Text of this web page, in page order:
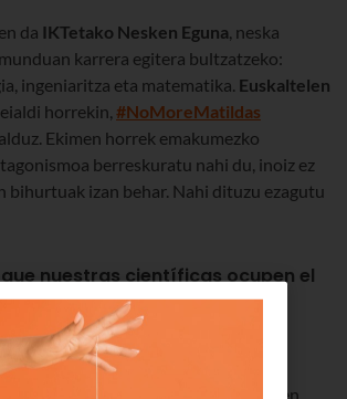
da IKTetako Nesken Eguna, neska
karrera egitera bultzatzeko:
ingeniaritza eta matematika. Euskaltelen
horrekin, #NoMoreMatildas
Ekimen horrek emakumezko
berreskuratu nahi du, inoiz ez
bihurtuak izan behar. Nahi dituzu ezagutu
jaio izan balitz? Seguru asko, haren